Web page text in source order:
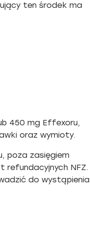
ten środek ma
450 mg Effexoru,
oraz wymioty.
poza zasięgiem
refundacyjnych NFZ.
do wystąpienia